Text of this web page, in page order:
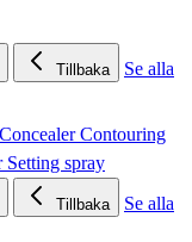
Tillbaka
Se alla
ConcealerContouring
Setting spray
Tillbaka
Se alla